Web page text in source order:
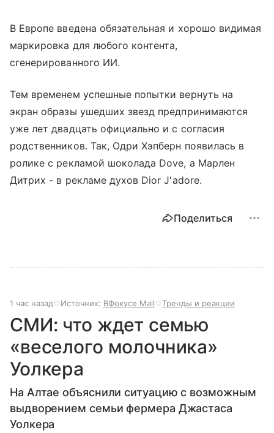
В Европе введена обязательная и хорошо видимая
маркировка для любого контента,
сгенерированного ИИ.
Тем временем успешные попытки вернуть на
экран образы ушедших звезд предпринимаются
уже лет двадцать официально и с согласия
родственников. Так, Одри Хэпберн появилась в
ролике с рекламой шоколада Dove, а Марлен
Дитрих - в рекламе духов Dior J'adore.
Поделиться
1 час назад Источник: ВФокусе Mail Тренды и реакции
СМИ: что ждет семью
«веселого молочника»
Уолкера
На Алтае объяснили ситуацию с возможным
выдворением семьи фермера Джастаса
Уолкера